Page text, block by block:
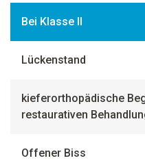
Bei Klasse II
Lückenstand
kieferorthopädische
restaurativen
Offener Biss